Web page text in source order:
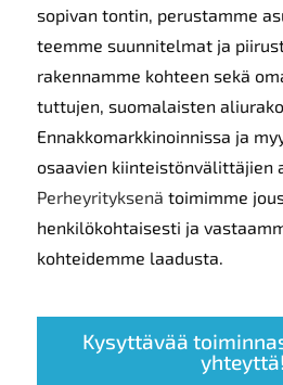
sopivan tontin, perustamme
teemme suunnitelmat ja
rakennamme kohteen sekä
tuttujen, suomalaisten
Ennakkomarkkinoinnissa ja
osaavien kiinteistönvälittäjien
Perheyrityksenä toimimme
henkilökohtaisesti ja
kohteidemme laadusta.
Kysyttävää
yhteyttä!